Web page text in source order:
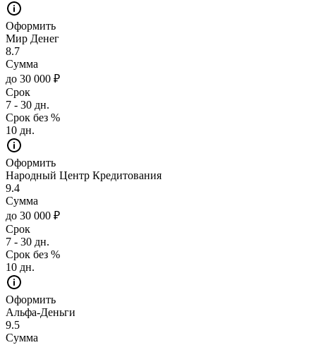
Оформить
Мир Денег
8.7
Сумма
до 30 000 ₽
Срок
7 - 30 дн.
Срок без %
10 дн.
Оформить
Народный Центр Кредитования
9.4
Сумма
до 30 000 ₽
Срок
7 - 30 дн.
Срок без %
10 дн.
Оформить
Альфа-Деньги
9.5
Сумма